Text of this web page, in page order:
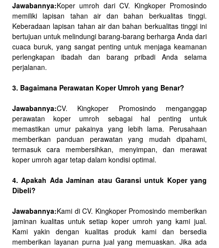
Jawabannya:Koper umroh dari CV. Kingkoper Promosindo
memiliki lapisan tahan air dan bahan berkualitas tinggi.
Keberadaan lapisan tahan air dan bahan berkualitas tinggi ini
bertujuan untuk melindungi barang-barang berharga Anda dari
cuaca buruk, yang sangat penting untuk menjaga keamanan
perlengkapan ibadah dan barang pribadi Anda selama
perjalanan.
3. Bagaimana Perawatan Koper Umroh yang Benar?
Jawabannya:CV. Kingkoper Promosindo menganggap
perawatan koper umroh sebagai hal penting untuk
memastikan umur pakainya yang lebih lama. Perusahaan
memberikan panduan perawatan yang mudah dipahami,
termasuk cara membersihkan, menyimpan, dan merawat
koper umroh agar tetap dalam kondisi optimal.
4. Apakah Ada Jaminan atau Garansi untuk Koper yang
Dibeli?
Jawabannya:Kami di CV. Kingkoper Promosindo memberikan
jaminan kualitas untuk setiap koper umroh yang kami jual.
Kami yakin dengan kualitas produk kami dan bersedia
memberikan layanan purna jual yang memuaskan. Jika ada